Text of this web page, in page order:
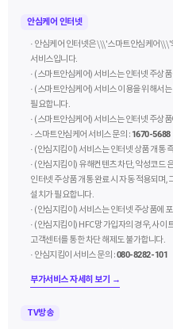
안심케어 인터넷
· 안심케어 인터넷은 \\\'스마트안심케어
서비스입니다.
· (스마트안심케어) 서비스는 인터넷 주상
· (스마트안심케어) 서비스 이용을 위해서
필요합니다.
· (스마트안심케어) 서비스는 인터넷 주상
· 스마트안심케어 서비스 문의 : 1670-5688
· (안심지킴이) 서비스는 인터넷 상품 개통
· (안심지킴이) 유해컨텐츠 차단, 악성코드
인터넷 주상품 개통 완료 시 자동 적용되며,
설치가 필요합니다.
· (안심지킴이) 서비스는 인터넷 주상품에
· (안심지킴이) HFC망 가입자의 경우, 사
고객센터를 통한 차단 해제도 불가합니다.
· 안심지킴이 서비스 문의 :080-8282-101
부가서비스 자세히 보기 →
TV방송